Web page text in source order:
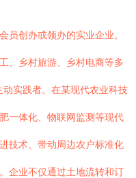
员创办或领办的实业企业。
、乡村旅游、乡村电商等多
动实践者。在某现代农业科技
一体化、物联网监测等现代
技术、带动周边农户标准化
企业不仅通过土地流转和订